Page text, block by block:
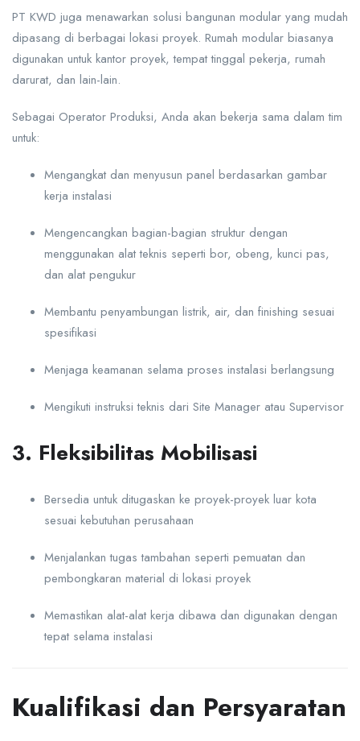
PT KWD juga menawarkan solusi bangunan modular yang mudah
dipasang di berbagai lokasi proyek. Rumah modular biasanya
digunakan untuk kantor proyek, tempat tinggal pekerja, rumah
darurat, dan lain-lain.
Sebagai Operator Produksi, Anda akan bekerja sama dalam tim
untuk:
Mengangkat dan menyusun panel berdasarkan gambar
kerja instalasi
Mengencangkan bagian-bagian struktur dengan
menggunakan alat teknis seperti bor, obeng, kunci pas,
dan alat pengukur
Membantu penyambungan listrik, air, dan finishing sesuai
spesifikasi
Menjaga keamanan selama proses instalasi berlangsung
Mengikuti instruksi teknis dari Site Manager atau Supervisor
3. Fleksibilitas Mobilisasi
Bersedia untuk ditugaskan ke proyek-proyek luar kota
sesuai kebutuhan perusahaan
Menjalankan tugas tambahan seperti pemuatan dan
pembongkaran material di lokasi proyek
Memastikan alat-alat kerja dibawa dan digunakan dengan
tepat selama instalasi
Kualifikasi dan Persyaratan